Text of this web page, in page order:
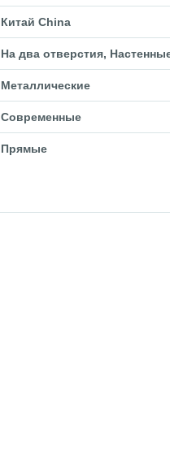
Китай China
На два отверстия,
Металлические
Современные
Прямые